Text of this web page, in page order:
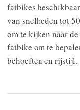
fatbikes
van snelheden tot
om te kijken naar
fatbike om te
behoeften en rijstijl.